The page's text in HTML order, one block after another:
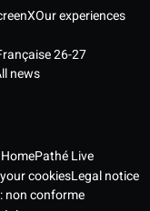
Our experiences
26-27
news
Pathé Live
cookiesLegal notice
non conforme